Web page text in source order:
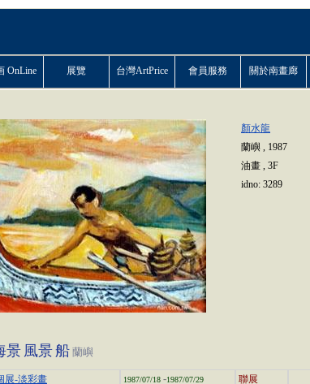
OnLine 展覽 台灣ArtPrice 會員服務 關於南畫廊
顏水龍
蘭嶼 , 1987
油畫 , 3F
idno: 3289
景風景船 蘭嶼
展-淡彩畫 1987/07/18 -1987/07/29 聯展